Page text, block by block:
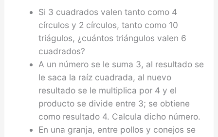
Si 3 cuadrados valen tanto como 4
círculos y 2 círculos, tanto como 10
triágulos, ¿cuántos triángulos valen 6
cuadrados?
A un número se le suma 3, al resultado se
le saca la raíz cuadrada, al nuevo
resultado se le multipli­ca por 4 y el
producto se divide entre 3; se obtiene
como resultado 4. Calcula dicho número.
En una granja, entre pollos y conejos se